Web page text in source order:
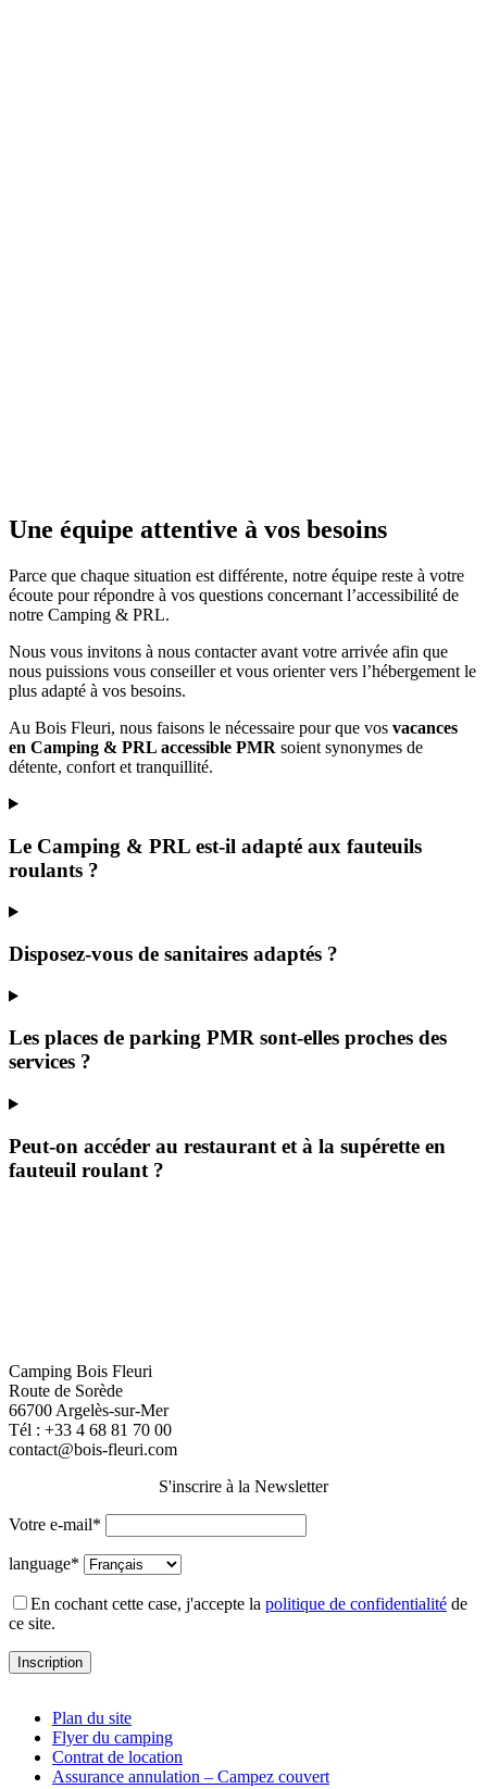
Une équipe attentive à vos besoins
Parce que chaque situation est différente, notre équipe reste à votre
écoute pour répondre à vos questions concernant l’accessibilité de
notre Camping & PRL.
Nous vous invitons à nous contacter avant votre arrivée afin que
nous puissions vous conseiller et vous orienter vers l’hébergement le
plus adapté à vos besoins.
Au Bois Fleuri, nous faisons le nécessaire pour que vos vacances
en Camping & PRL accessible PMR soient synonymes de
détente, confort et tranquillité.
Le Camping & PRL est-il adapté aux fauteuils
roulants ?
Disposez-vous de sanitaires adaptés ?
Les places de parking PMR sont-elles proches des
services ?
Peut-on accéder au restaurant et à la supérette en
fauteuil roulant ?
Camping Bois Fleuri
Route de Sorède
66700 Argelès-sur-Mer
Tél : +33 4 68 81 70 00
contact@bois-fleuri.com
S'inscrire à la Newsletter
Votre e-mail*
language*
En cochant cette case, j'accepte la politique de confidentialité de
ce site.
Plan du site
Flyer du camping
Contrat de location
Assurance annulation – Campez couvert